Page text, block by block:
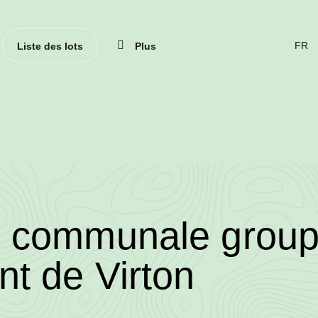
2026/3453/
communale
de Virton
Liste des lots Plus